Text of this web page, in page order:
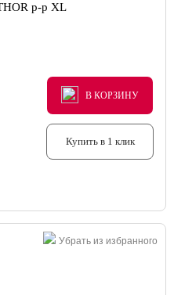
р-р XL
В КОРЗИНУ
В КОРЗИНУ
В КОРЗИНУ
Купить в 1 клик
Убрать из избранного